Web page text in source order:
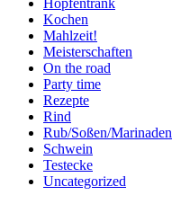
Hopfentrank
Kochen
Mahlzeit!
Meisterschaften
On the road
Party time
Rezepte
Rind
Rub/Soßen/Marinaden
Schwein
Testecke
Uncategorized